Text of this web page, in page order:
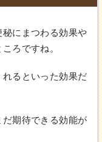
にまつわる効果や
ろですね。
るといった効果だ
期待できる効能が